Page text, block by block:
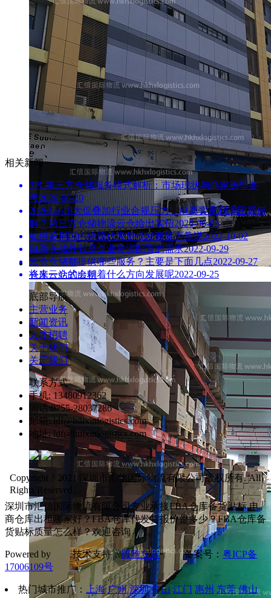
仓库一站式出租
相关新闻
3PL第三方仓储服务模式解析：市场现状与商家选型参
考2026-06-20
2026年618大促叠加行业合规压力，电商卖家利润困局何
解？第三方仓储物流云仓给出实招2026-06-03
如何鉴别国内物流代发货批发商能否靠谱2022-10-02
电商仓储外包是企业资源配置的需求2022-09-29
云仓仓储都提供哪些服务？主要是下面几点2022-09-27
将来云仓的会朝着什么方向发展呢2022-09-25
底部导航
主营业务
新闻资讯
人才招聘
关于我们
关于我们
联系方式
手机: 13480912362
固话:0755-28037286
邮箱: ldf@huixinlogistics.com
地址: ldf@huixinlogistics.com
Copyright ? 2021 深圳市汇信国际物流有限公司版权所有. All
Rights Reserved.
深圳市汇信国际物流有限公司专业承接FBA仓库备货贴标,电
商仓库出租哪家好？FBA仓库代发货报价是多少？FBA仓库备
货贴标质量怎么样？欢迎咨询！
Powered by 技术支持：博雅立方备案号： 粤ICP备
17006109号
热门城市推广： 上海 广州 深圳 中山 江门 惠州 东莞 佛山